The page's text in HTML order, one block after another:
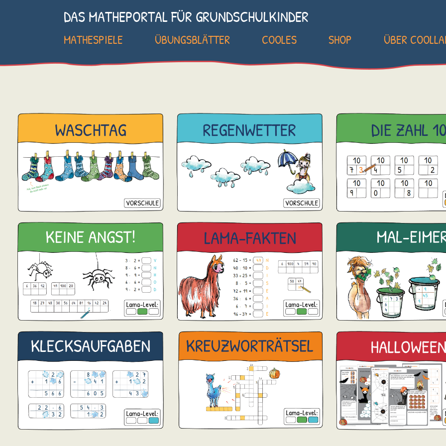
DAS MATHEPORTAL FÜR GRUNDSCHULKINDER
MATHESPIELE ÜBUNGSBLÄTTER COOLES SHOP ÜBER